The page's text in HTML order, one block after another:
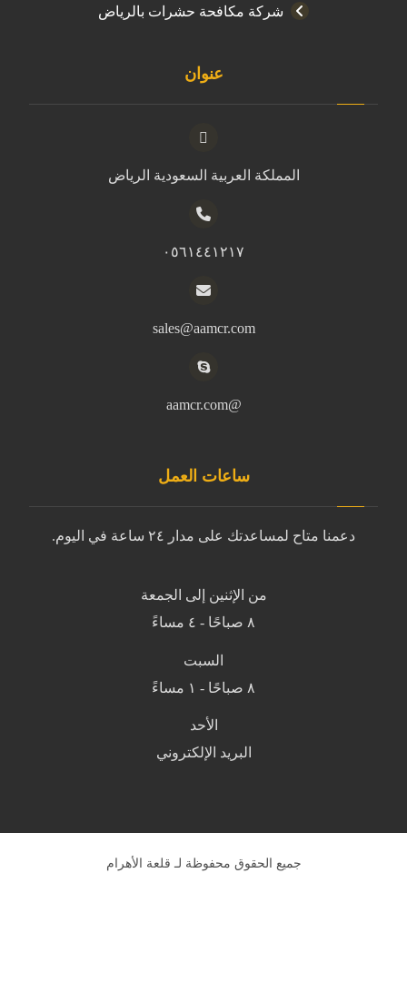
شركة مكافحة حشرات بالرياض
عنوان
المملكة العربية السعودية الرياض
٠٥٦١٤٤١٢١٧
sales@aamcr.com
@aamcr.com
ساعات العمل
دعمنا متاح لمساعدتك على مدار ٢٤ ساعة في اليوم.
من الإثنين إلى الجمعة
٨ صباحًا - ٤ مساءً
السبت
٨ صباحًا - ١ مساءً
الأحد
البريد الإلكتروني
جميع الحقوق محفوظة لـ قلعة الأهرام